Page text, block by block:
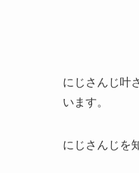
にじさんじ叶
います。
にじさんじを